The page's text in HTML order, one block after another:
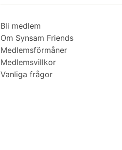
Bli medlem
Om Synsam Friends
Medlemsförmåner
Medlemsvillkor
Vanliga frågor